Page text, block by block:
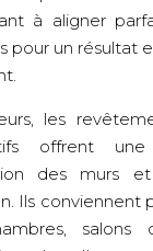
à aligner
pour un résultat
les
offrent une
des murs
Ils
salons